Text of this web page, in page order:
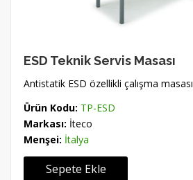
ESD Teknik Servis Masası
Antistatik ESD özellikli çalışma masası
Ürün Kodu: TP-ESD
Markası: İteco
Menşei: İtalya
Sepete Ekle